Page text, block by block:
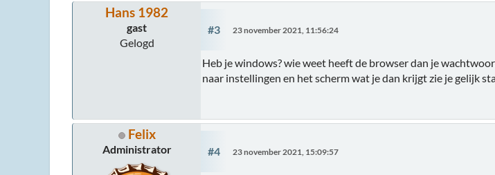
Hans 1982
gast
Gelogd
#3 23 november 2021, 11:56:24
Heb je windows? wie weet heeft de browser dan je
naar instellingen en het scherm wat je dan krijgt zie je gelijk
Felix
Administrator #4 23 november 2021, 15:09:57